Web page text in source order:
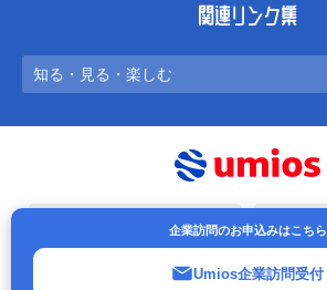
企業訪問のお申込みはこちら
Umios企業訪問受付
関連リンク集
知る・見る・楽しむ